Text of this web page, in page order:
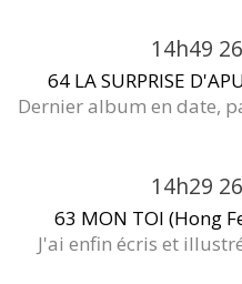
14h49 26
64 LA SURPRISE
Dernier album en date,
14h29 26
63 MON TOI (Hong
J'ai enfin écris et